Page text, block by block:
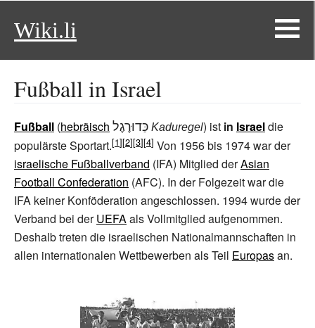
Wiki.li
Fußball in Israel
Fußball (hebräisch כַּדוּרֶגֶל Kaduregel) ist in Israeldie
populärste Sportart.
Von 1956 bis 1974 war der
israelische Fußballverband (IFA) Mitglied derAsian
Football Confederation (AFC). In der Folgezeit war die
IFA keiner Konföderation angeschlossen. 1994 wurde der
Verband bei derUEFAals Vollmitglied aufgenommen.
Deshalb treten die israelischen Nationalmannschaften in
allen internationalen Wettbewerben als Teil Europasan.